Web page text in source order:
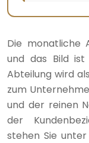
Die monatliche
und das Bild ist
Abteilung wird
zum
und der reinen
der
stehen Sie